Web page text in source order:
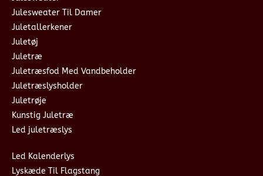
Julesweater Til Damer
Juletallerkener
Juletøj
Juletræ
Juletræsfod Med Vandbeholder
Juletræslysholder
Juletrøje
Kunstig Juletræ
Led juletræslys
Led Kalenderlys
Lyskæde Til Flagstang